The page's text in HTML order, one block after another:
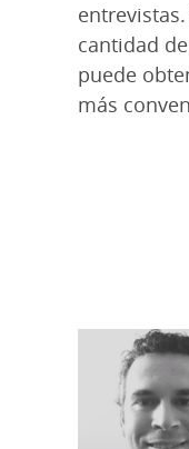
cantidad
puede
más